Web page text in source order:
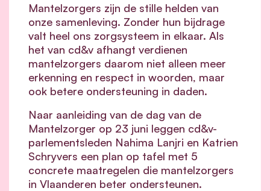
Mantelzorgers zijn de stille helden van
onze samenleving. Zonder hun bijdrage
valt heel ons zorgsysteem in elkaar. Als
het van cd&v afhangt verdienen
mantelzorgers daarom niet alleen meer
erkenning en respect in woorden, maar
ook betere ondersteuning in daden.
Naar aanleiding van de dag van de
Mantelzorger op 23 juni leggen cd&v-
parlementsleden Nahima Lanjri en Katrien
Schryvers een plan op tafel met 5
concrete maatregelen die mantelzorgers
in Vlaanderen beter ondersteunen.